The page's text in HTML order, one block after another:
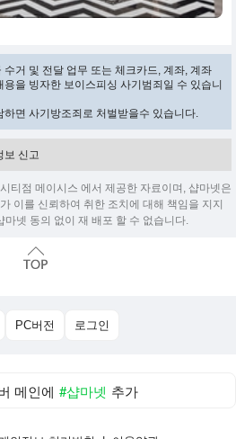
거 및 전달 업무 또는 체크카드, 계좌, 계좌
을 빙자한 보이스피싱 사기범죄일 수 있습니
면 사기방조죄로 처벌받을수 있습니다.
보 신고
티점 메이시스 에서 제공한 자료이며, 샵마넷은
이를 신뢰하여 취한 조치에 대해 책임을 지지
넷 동의 없이 재 배포 할 수 없습니다.
PC버전 로그인
메인에 #샵마넷 추가